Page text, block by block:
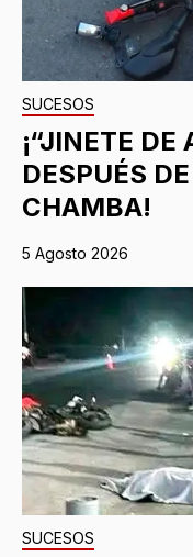
SUCESOS
¡“JINETE DE
DESPUÉS
CHAMBA!
5 Agosto 2026
SUCESOS